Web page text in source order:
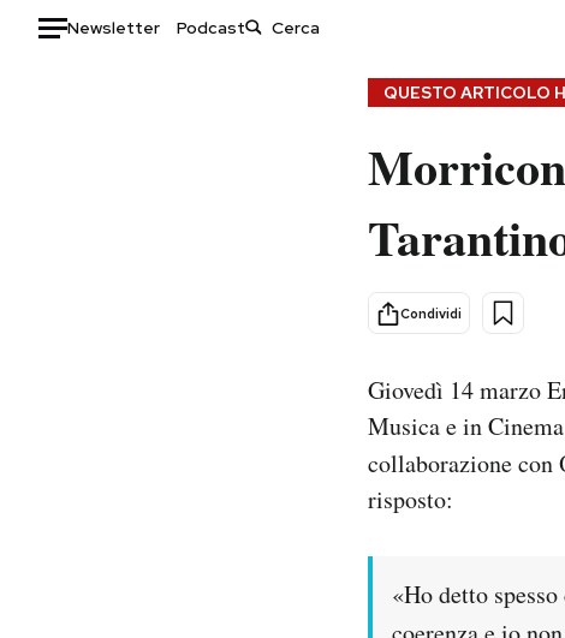
Newsletter Podcast
Storie/Idee
Ok Boomer!
Mondiali calcio 2026
QUESTO ARTICOLO
Condividi
Giovedì 14 marzo
Musica e in
collaborazione
risposto:
«Ho detto